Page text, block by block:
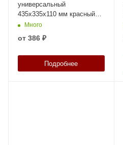
универсальный
435х335х110 мм красный
ЭКО с перфорированными
стенками и сплошным дном
Много
от 386 ₽
Подробнее